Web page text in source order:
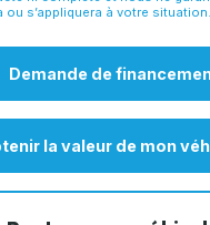
s’appliquera à votre situation.
Demande de
la valeur de mon